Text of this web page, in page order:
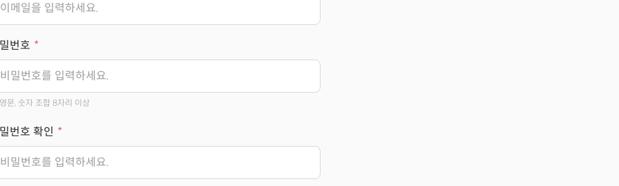
번호
영문, 숫자 조합 8자리 이상
번호 확인